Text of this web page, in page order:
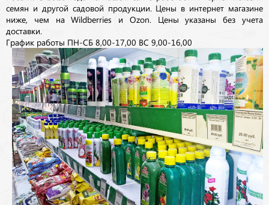
семян и другой садовой продукции. Цены в интернет магазине
ниже, чем на Wildberries и Ozon. Цены указаны без учета
доставки.
График работы ПН-СБ 8,00-17,00 ВС 9,00-16,00